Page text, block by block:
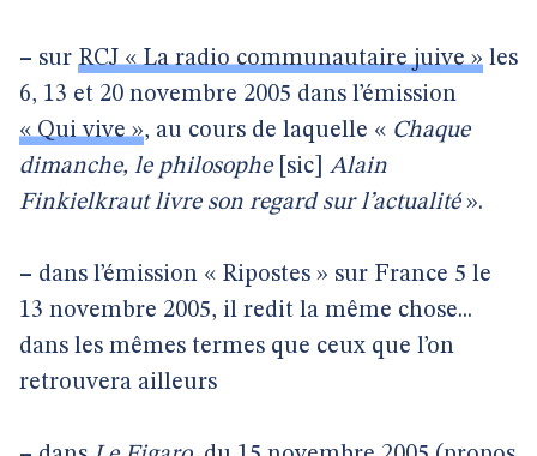
– sur RCJ « La radio communautaire juive » les
6, 13 et 20 novembre 2005 dans l’émission
« Qui vive », au cours de laquelle « Chaque
dimanche, le philosophe[sic] Alain
Finkielkraut livre son regard sur l’actualité».
– dans l’émission « Ripostes » sur France 5 le
13 novembre 2005, il redit la même chose...
dans les mêmes termes que ceux que l’on
retrouvera ailleurs